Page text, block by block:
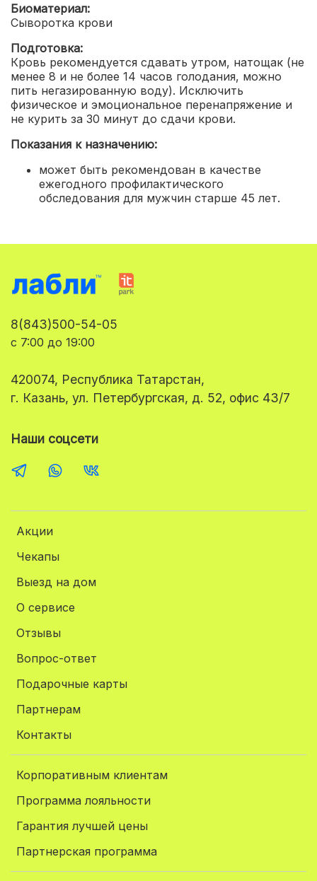
Биоматериал:
Сыворотка крови
Подготовка:
Кровь рекомендуется сдавать утром, натощак (не
менее 8 и не более 14 часов голодания, можно
пить негазированную воду). Исключить
физическое и эмоциональное перенапряжение и
не курить за 30 минут до сдачи крови.
Показания к назначению:
может быть рекомендован в качестве
ежегодного профилактического
обследования для мужчин старше 45 лет.
Акции
Чекапы
Выезд на дом
О сервисе
Отзывы
Вопрос-ответ
Подарочные карты
Партнерам
Контакты
Корпоративным клиентам
Программа лояльности
Гарантия лучшей цены
Партнерская программа
8(843)500-54-05
с 7:00 до 19:00
420074, Республика Татарстан,
г. Казань, ул. Петербургская, д. 52, офис 43/7
Наши соцсети